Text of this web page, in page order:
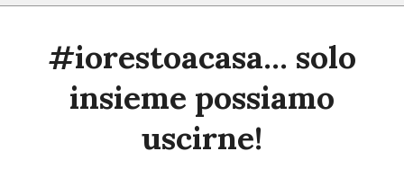
#iorestoacasa... solo
insieme possiamo
uscirne!